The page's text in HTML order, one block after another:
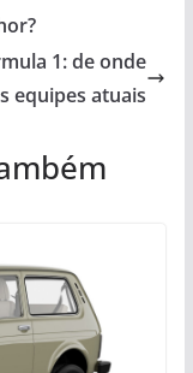
1: de onde
equipes atuais